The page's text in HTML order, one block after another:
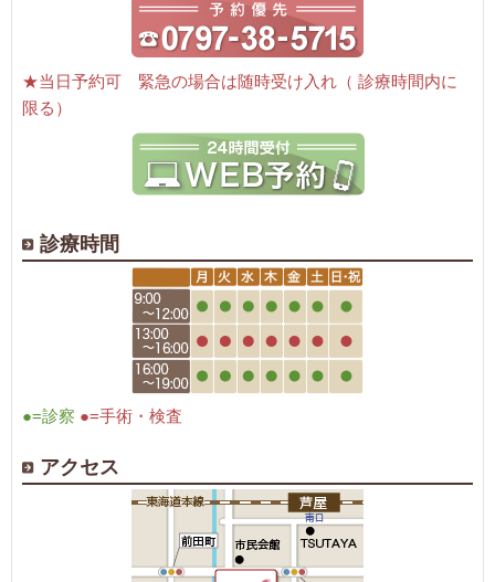
★当日予約可 緊急の場合は随時受け入れ（ 診療時間内に
限る）
診療時間
●=診察 ●=手術・検査
アクセス